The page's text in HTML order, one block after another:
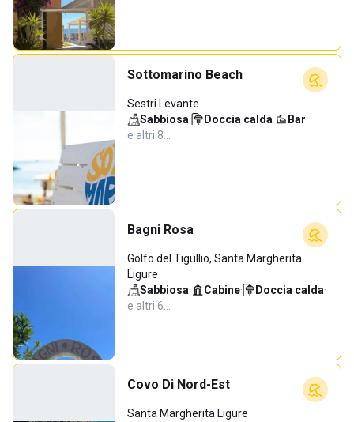
Sottomarino Beach
Sestri Levante
Sabbiosa· Doccia calda· Bar·
e altri 8…
Bagni Rosa
Golfo del Tigullio, Santa Margherita
Ligure
Sabbiosa· Cabine· Doccia calda·
e altri 6…
Covo Di Nord-Est
Santa Margherita Ligure